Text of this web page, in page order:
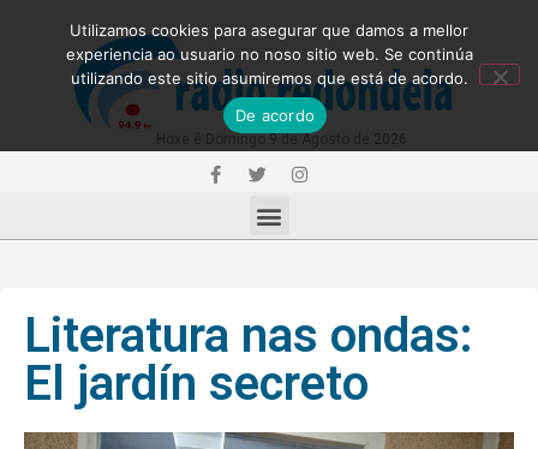
Literatura nas ondas:
El jardín secreto
Utilizamos cookies para asegurar que damos a mellor
experiencia ao usuario no noso sitio web. Se continúa
utilizando este sitio asumiremos que está de acordo.
De acordo